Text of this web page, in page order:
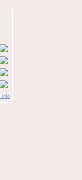
+info